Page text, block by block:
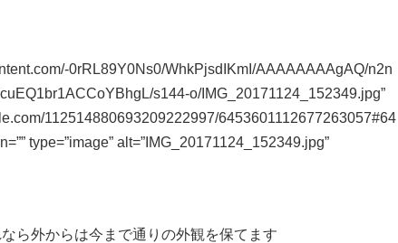
0rRL89Y0Ns0/WhkPjsdIKmI/AAAAAAAAgAQ/n2n
s144-o/IMG_20171124_152349.jpg”
112514880693209222997/6453601112677263057#64
type=”image” alt=”IMG_20171124_152349.jpg”
ら外からは今まで通りの外観を保てます